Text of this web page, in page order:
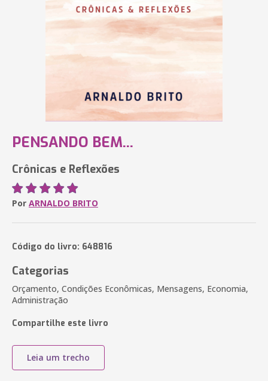
PENSANDO BEM...
Crônicas e Reflexões
Por ARNALDO BRITO
Código do livro: 648816
Categorias
Orçamento, Condições Econômicas, Mensagens, Economia,
Administração
Compartilhe este livro
Leia um trecho